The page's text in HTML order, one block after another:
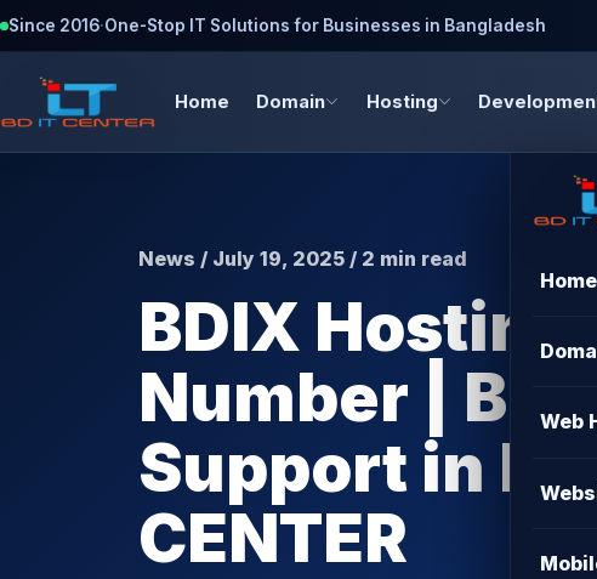
Since 2016·One-Stop IT Solutions for Businesses in Bangladesh
Home Domain Hosting
Home
Web
News / July 19, 2025 / 2 min read
BDIX
Number |
Support in
CENTER